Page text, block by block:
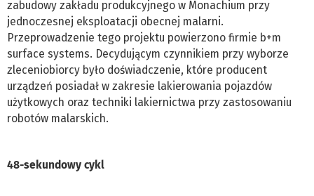
zabudowy zakładu produkcyjnego w Monachium przy
jednoczesnej eksploatacji obecnej malarni.
Przeprowadzenie tego projektu powierzono firmie b+m
surface systems. Decydującym czynnikiem przy wyborze
zleceniobiorcy było doświadczenie, które producent
urządzeń posiadał w zakresie lakierowania pojazdów
użytkowych oraz techniki lakiernictwa przy zastosowaniu
robotów malarskich.
48-sekundowy cykl